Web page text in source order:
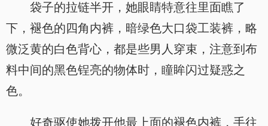
袋子的拉链半开，她眼睛特意往里面瞧了
下，褪色的四角内裤，暗绿色大口袋工装裤，略
微泛黄的白色背心，都是些男人穿束，注意到布
料中间的黑色锃亮的物体时，瞳眸闪过疑惑之
色。
好奇驱使她拨开他最上面的褪色内裤，手往